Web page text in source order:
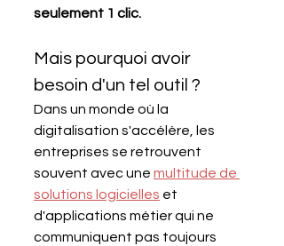
seulement 1 clic.
Mais pourquoi avoir
besoin d'un tel outil ?
Dans un monde où la
digitalisation s'accélère, les
entreprises se retrouvent
souvent avec une multitude de
solutions logicielles et
d'applications métier qui ne
communiquent pas toujours